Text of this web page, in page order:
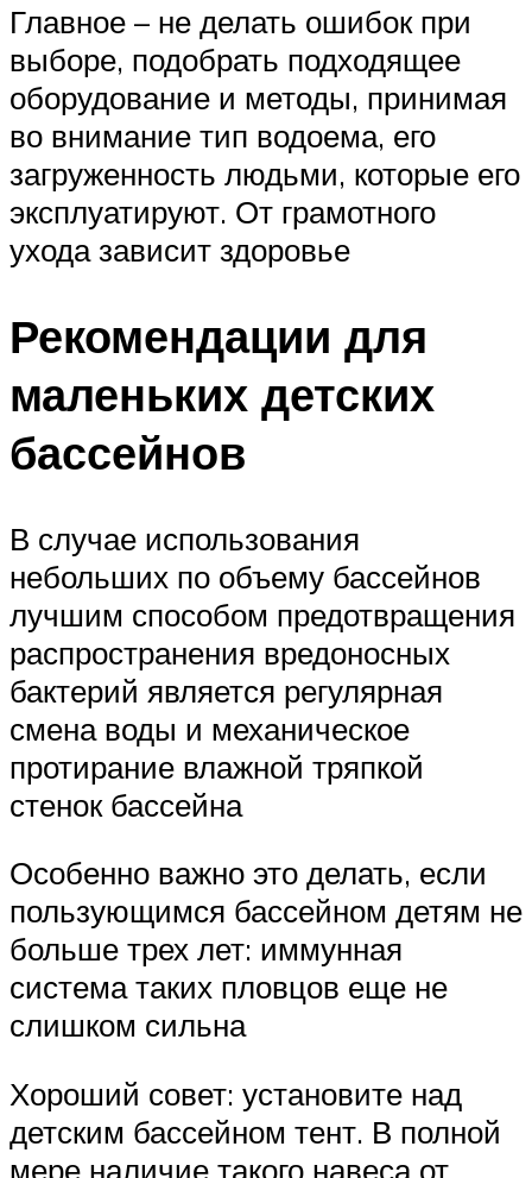
Главное – не делать ошибок при
выборе, подобрать подходящее
оборудование и методы, принимая
во внимание тип водоема, его
загруженность людьми, которые его
эксплуатируют. От грамотного
ухода зависит здоровье
Рекомендации для
маленьких детских
бассейнов
В случае использования
небольших по объему бассейнов
лучшим способом предотвращения
распространения вредоносных
бактерий является регулярная
смена воды и механическое
протирание влажной тряпкой
стенок бассейна
Особенно важно это делать, если
пользующимся бассейном детям не
больше трех лет: иммунная
система таких пловцов еще не
слишком сильна
Хороший совет: установите над
детским бассейном тент. В полной
мере наличие такого навеса от